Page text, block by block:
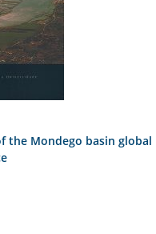
the Mondego basin